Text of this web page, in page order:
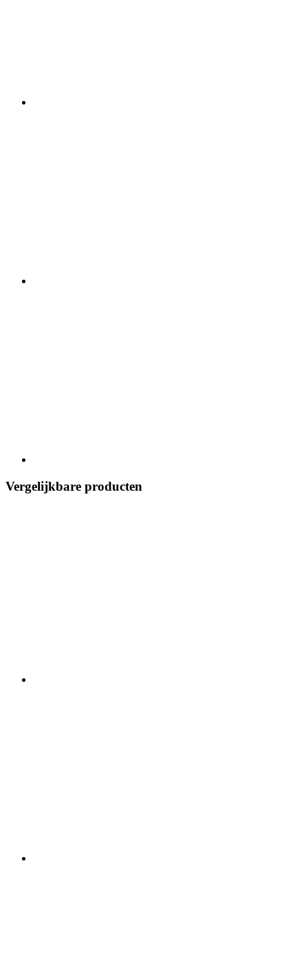
Vergelijkbare producten